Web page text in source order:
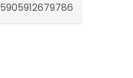
5905912679786